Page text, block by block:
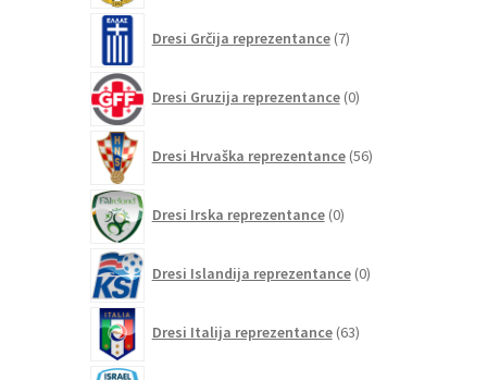
Dresi Grčija reprezentance 7izdelkov
Dresi Gruzija reprezentance 0izdelkov
Dresi Hrvaška reprezentance 56izdelkov
Dresi Irska reprezentance 0izdelkov
Dresi Islandija reprezentance 0izdelkov
Dresi Italija reprezentance 63izdelkov